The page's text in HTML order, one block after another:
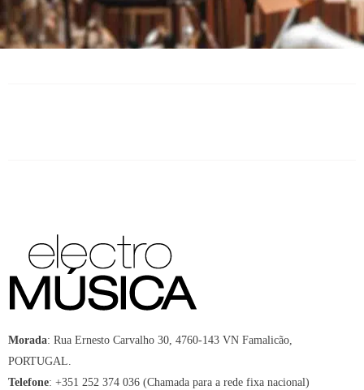
Morada: Rua Ernesto Carvalho 30, 4760-143 VN Famalicão,
PORTUGAL.
Telefone: +351 252 374 036 (Chamada para a rede fixa nacional)